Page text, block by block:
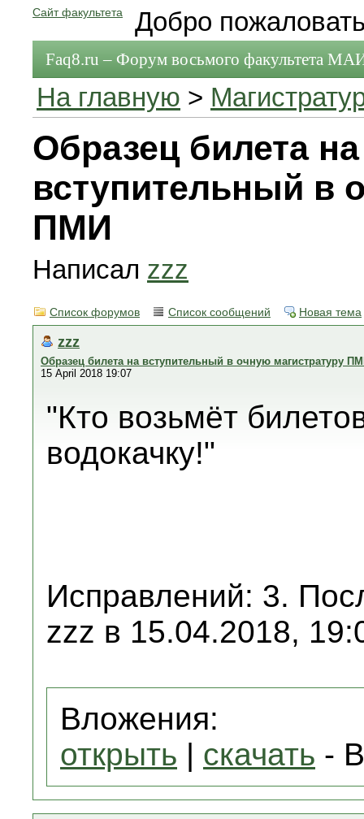
Сайт факультета Добро
Faq8.ru – Форум восьмого факультета
На главную >
Образец билета на
вступительный в
ПМИ
Написал zzz
Список форумов Список сообщений Новая тема
zzz
Образец билета на вступительный в очную магистратуру
15 April 2018 19:07
"Кто возьмёт
водокачку!"
Исправлений: 3.
zzz в 15.04.2018,
Вложения:
открыть | скачать -